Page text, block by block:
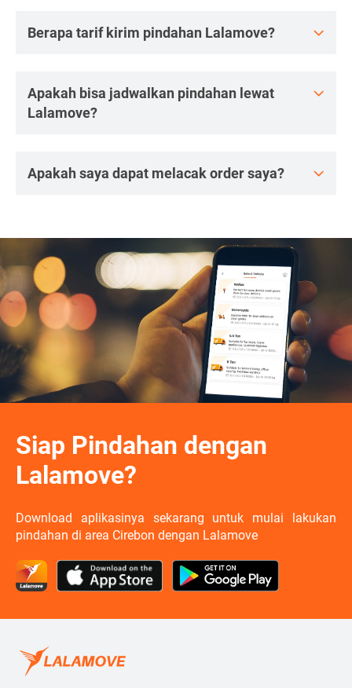
Berapa tarif kirim pindahan Lalamove?
Apakah bisa jadwalkan pindahan lewat
Lalamove?
Apakah saya dapat melacak order saya?
Siap Pindahan dengan
Lalamove?
Download aplikasinya sekarang untuk mulai lakukan
pindahan di area Cirebon dengan Lalamove